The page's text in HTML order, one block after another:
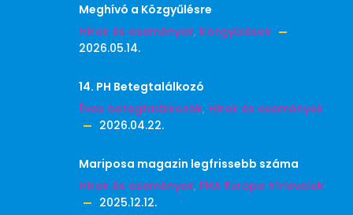
Meghívó a Közgyűlésre
Hírek és események, Közgyűlések
2026.05.14.
14. PH Betegtalálkozó
Éves betegtalálkozók, Hírek és események
2026.04.22.
Mariposa magazin legfrissebb száma
Hírek és események, PHA Europe hírlevelek
2025.12.12.